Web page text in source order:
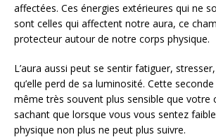
affectées. Ces énergies extérieures qui ne
sont celles qui affectent notre aura, ce
protecteur autour de notre corps physique.
L’aura aussi peut se sentir fatiguer,
qu’elle perd de sa luminosité. Cette
même très souvent plus sensible que votre
sachant que lorsque vous vous sentez
physique non plus ne peut plus suivre.